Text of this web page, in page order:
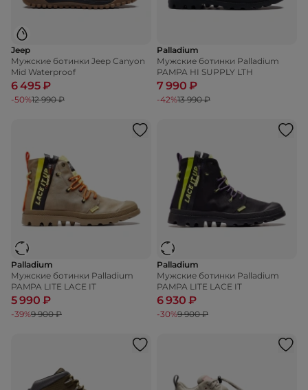
Jeep
Мужские ботинки Jeep Canyon
Mid Waterproof
6 495 ₽
-50%12 990 ₽
Palladium
Мужские ботинки Palladium
PAMPA HI SUPPLY LTH
7 990 ₽
-42%13 990 ₽
Palladium
Мужские ботинки Palladium
PAMPA LITE LACE IT
5 990 ₽
-39%9 900 ₽
Palladium
Мужские ботинки Palladium
PAMPA LITE LACE IT
6 930 ₽
-30%9 900 ₽